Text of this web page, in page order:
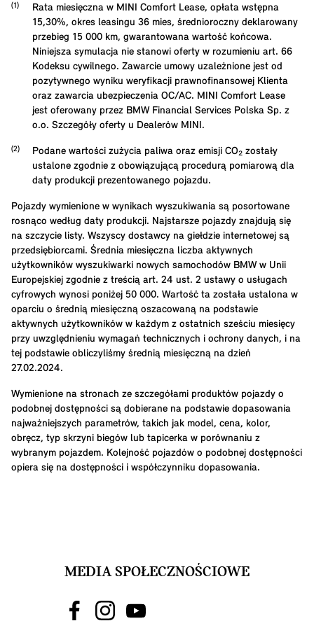
Rata miesięczna w MINI Comfort Lease, opłata wstępna
15,30%, okres leasingu 36 mies, średnioroczny deklarowany
przebieg 15 000 km, gwarantowana wartość końcowa.
Niniejsza symulacja nie stanowi oferty w rozumieniu art. 66
Kodeksu cywilnego. Zawarcie umowy uzależnione jest od
pozytywnego wyniku weryfikacji prawnofinansowej Klienta
oraz zawarcia ubezpieczenia OC/AC. MINI Comfort Lease
jest oferowany przez BMW Financial Services Polska Sp. z
o.o. Szczegóły oferty u Dealerów MINI.
Podane wartości zużycia paliwa oraz emisji CO₂ zostały
ustalone zgodnie z obowiązującą procedurą pomiarową dla
daty produkcji prezentowanego pojazdu.
Pojazdy wymienione w wynikach wyszukiwania są posortowane
rosnąco według daty produkcji. Najstarsze pojazdy znajdują się
na szczycie listy. Wszyscy dostawcy na giełdzie internetowej są
przedsiębiorcami. Średnia miesięczna liczba aktywnych
użytkowników wyszukiwarki nowych samochodów BMW w Unii
Europejskiej zgodnie z treścią art. 24 ust. 2 ustawy o usługach
cyfrowych wynosi poniżej 50 000. Wartość ta została ustalona w
oparciu o średnią miesięczną oszacowaną na podstawie
aktywnych użytkowników w każdym z ostatnich sześciu miesięcy
przy uwzględnieniu wymagań technicznych i ochrony danych, i na
tej podstawie obliczyliśmy średnią miesięczną na dzień
27.02.2024.
Wymienione na stronach ze szczegółami produktów pojazdy o
podobnej dostępności są dobierane na podstawie dopasowania
najważniejszych parametrów, takich jak model, cena, kolor,
obręcz, typ skrzyni biegów lub tapicerka w porównaniu z
wybranym pojazdem. Kolejność pojazdów o podobnej dostępności
opiera się na dostępności i współczynniku dopasowania.
MEDIA SPOŁECZNOŚCIOWE